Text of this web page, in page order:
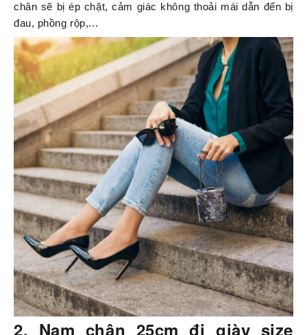
chân sẽ bị ép chặt, cảm giác không thoải mái dẫn đến bị
đau, phồng rộp,...
2. Nam chân 25cm đi giày size